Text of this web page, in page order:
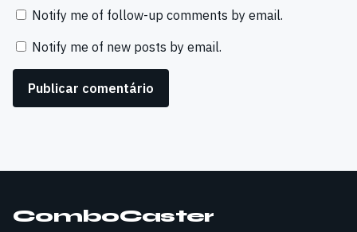
Notify me of follow-up comments by email.
Notify me of new posts by email.
ComboCaster